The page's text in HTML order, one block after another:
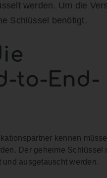
werden. Um die
Schlüssel benötigt.
to-End-
kennen
Der geheime Schlüssel
ausgetauscht werden.